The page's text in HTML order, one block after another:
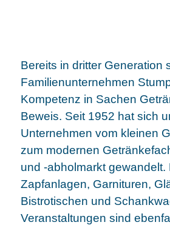
Bereits in dritter Generation
Familienunternehmen
Kompetenz in Sachen
Beweis. Seit 1952 hat sich
Unternehmen vom kleinen
zum modernen
und -abholmarkt ­gewandelt.
Zapfanlagen, Garnituren,
Bistrotischen und
Veranstaltungen sind